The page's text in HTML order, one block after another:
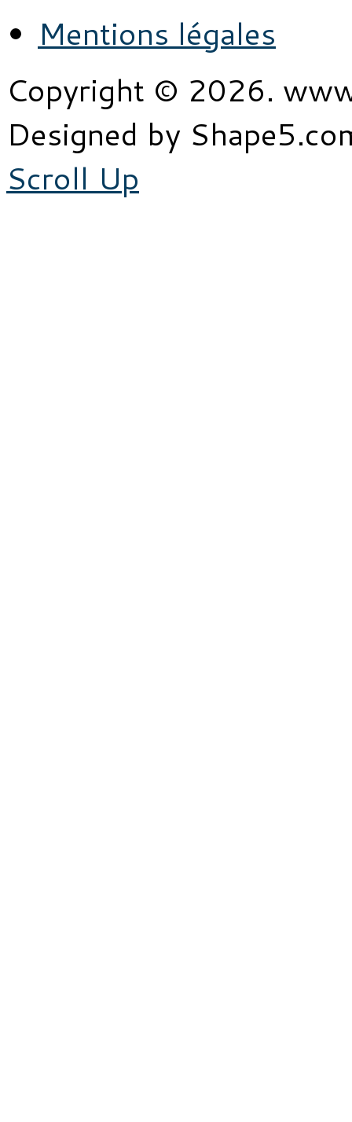
Mentions légales
Copyright © 2026.
Designed by
Scroll Up